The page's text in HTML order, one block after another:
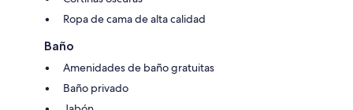
Ropa de cama de alta calidad
Baño
Amenidades de baño gratuitas
Baño privado